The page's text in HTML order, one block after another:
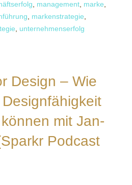
management marke
markenstrategie
unternehmenserfolg
Design – Wie
mit Jan-
Podcast